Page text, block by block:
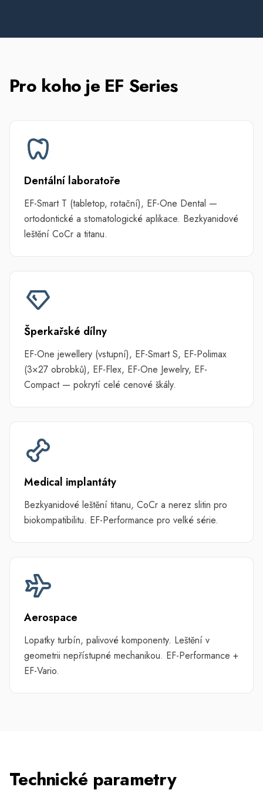
Pro koho je EF Series
Dentální laboratoře
EF-Smart T (tabletop, rotační), EF-One Dental —
ortodontické a stomatologické aplikace. Bezkyanidové
leštění CoCr a titanu.
Šperkařské dílny
EF-One jewellery (vstupní), EF-Smart S, EF-Polimax
(3×27 obrobků), EF-Flex, EF-One Jewelry, EF-
Compact — pokrytí celé cenové škály.
Medical implantáty
Bezkyanidové leštění titanu, CoCr a nerez slitin pro
biokompatibilitu. EF-Performance pro velké série.
Aerospace
Lopatky turbín, palivové komponenty. Leštění v
geometrii nepřístupné mechanikou. EF-Performance +
EF-Vario.
Technické parametry